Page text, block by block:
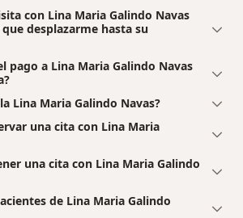
con Lina Maria Galindo Navas
desplazarme hasta su
pago a Lina Maria Galindo Navas
Lina Maria Galindo Navas?
una cita con Lina Maria
una cita con Lina Maria Galindo
de Lina Maria Galindo